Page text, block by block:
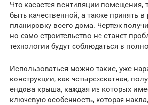
Что касается вентиляции помещения,
быть качественной, а также принять в
планировку всего дома. Чертеж
но само строительство не станет
технологии будут соблюдаться в
Использоваться можно такие, уже
конструкции, как четырехскатная,
ендова крыша, каждая из которых
ключевую особенность, которая